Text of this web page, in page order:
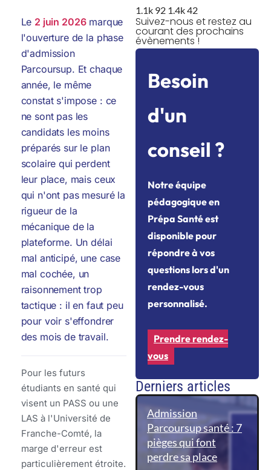
Le 2 juin 2026marque
l'ouverture de la phase
d'admission
Parcoursup. Et chaque
année, le même
constat s'impose : ce
ne sont pas les
candidats les moins
préparés sur le plan
scolaire qui perdent
leur place, mais ceux
qui n'ont pas mesuré la
rigueur de la
mécanique de la
plateforme. Un délai
mal anticipé, une case
mal cochée, un
raisonnement trop
tactique : il en faut peu
pour voir s'effondrer
des mois de travail.
Pour les futurs
étudiants en santé qui
visent un PASS ou une
LAS à l'Université de
Franche-Comté, la
marge d'erreur est
particulièrement étroite.
1.1k 92 1.4k42
Suivez-nous et restez au
courant des prochains
évènements !
Besoin
d'un
conseil ?
Notre équipe
pédagogique en
Prépa Santé est
disponible pour
répondre à vos
questions lors d'un
rendez-vous
personnalisé.
Prendre rendez-
vous
Derniers articles
Admission
Parcoursup santé : 7
pièges qui font
perdre sa place